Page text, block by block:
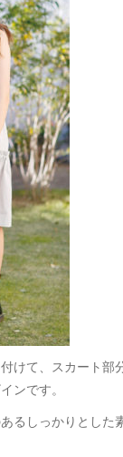
けて、スカート
ンです。
るしっかりとした